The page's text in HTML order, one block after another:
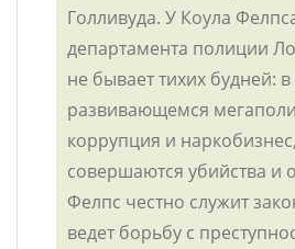
Голливуда. У Коула
департамента полиции
не бывает тихих будней:
развивающемся
коррупция и
совершаются убийства и
Фелпс честно служит
ведет борьбу с